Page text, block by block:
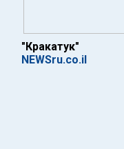
"Кракатук"
NEWSru.co.il